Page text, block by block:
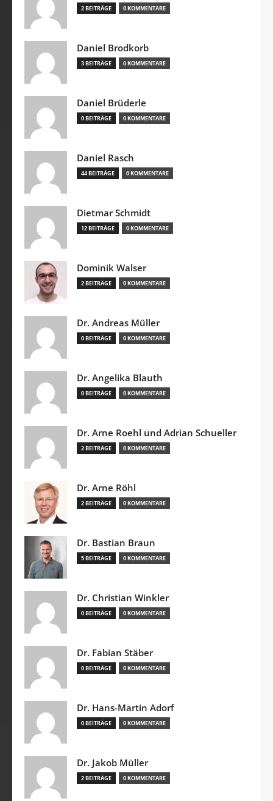
2 BEITRÄGE 0 KOMMENTARE
Daniel Brodkorb
3 BEITRÄGE 0 KOMMENTARE
Daniel Brüderle
0 BEITRÄGE 0 KOMMENTARE
Daniel Rasch
44 BEITRÄGE 0 KOMMENTARE
Dietmar Schmidt
12 BEITRÄGE 0 KOMMENTARE
Dominik Walser
2 BEITRÄGE 0 KOMMENTARE
Dr. Andreas Müller
0 BEITRÄGE 0 KOMMENTARE
Dr. Angelika Blauth
0 BEITRÄGE 0 KOMMENTARE
Dr. Arne Roehl und Adrian Schueller
2 BEITRÄGE 0 KOMMENTARE
Dr. Arne Röhl
2 BEITRÄGE 0 KOMMENTARE
Dr. Bastian Braun
5 BEITRÄGE 0 KOMMENTARE
Dr. Christian Winkler
0 BEITRÄGE 0 KOMMENTARE
Dr. Fabian Stäber
0 BEITRÄGE 0 KOMMENTARE
Dr. Hans-Martin Adorf
0 BEITRÄGE 0 KOMMENTARE
Dr. Jakob Müller
2 BEITRÄGE 0 KOMMENTARE